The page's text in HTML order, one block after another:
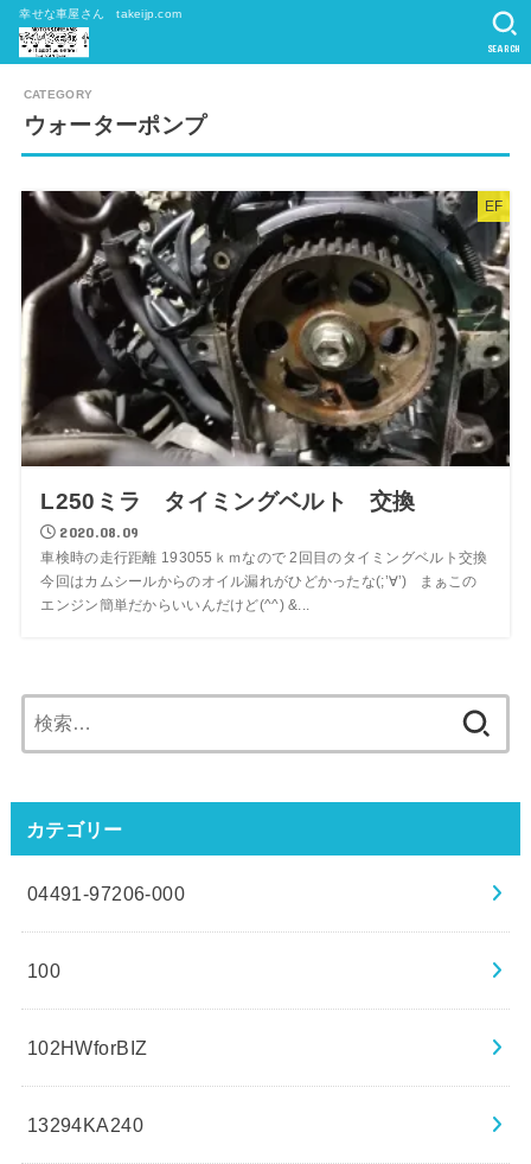
幸せな車屋さん takeijp.com
SEARCH
ウォーターポンプ
EF
L250ミラ タイミングベルト 交換
2020.08.09
車検時の走行距離 193055ｋｍなので 2回目のタイミングベルト交換
今回はカムシールからのオイル漏れがひどかったな(;’∀’) まぁこの
エンジン簡単だからいいんだけど(^^) &...
索:
カテゴリー
04491-97206-000
100
102HWforBIZ
13294KA240